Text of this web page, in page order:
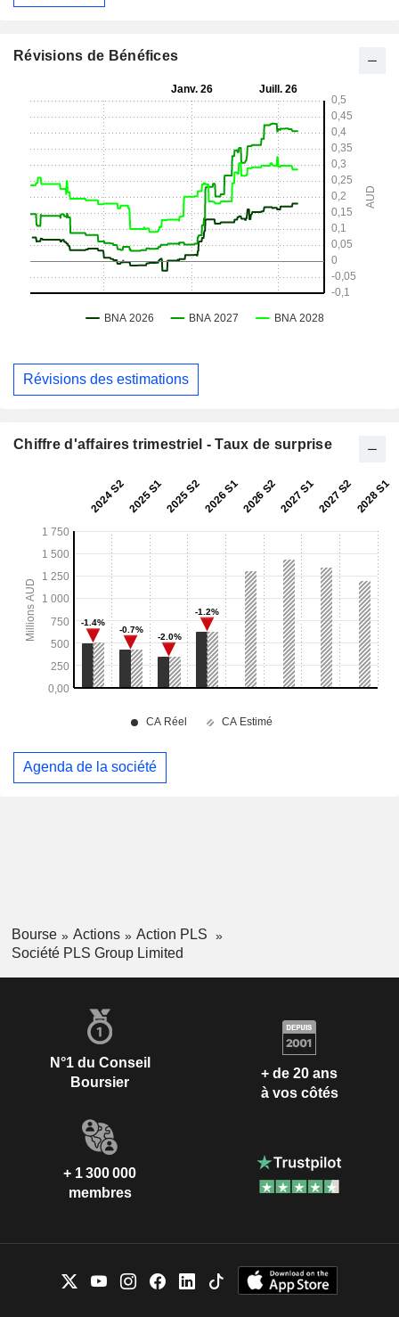
Révisions de Bénéfices
Révisions des estimations
Chiffre d'affaires trimestriel - Taux de surprise
Agenda de la société
Bourse Actions
Action PLS
Société PLS Group Limited
N°1 du Conseil
Boursier
+ de 20 ans
à vos côtés
+ 1 300 000
membres